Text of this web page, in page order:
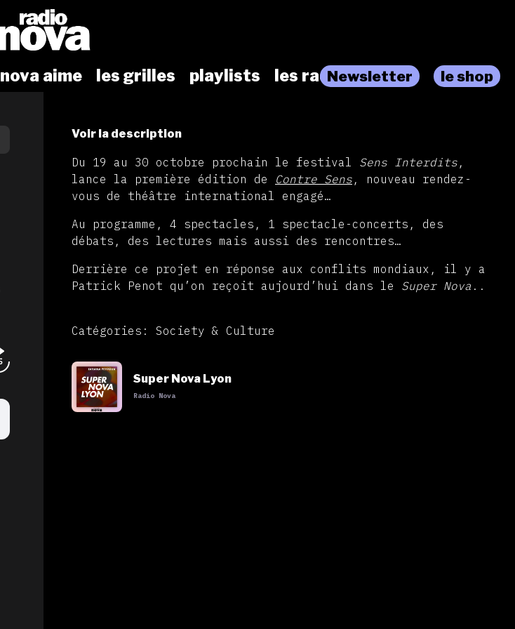
nova aime les grilles playlists les radiosNewsletter le shop
Voir la description
Du 19 au 30 octobre prochain le festival Sens Interdits ,
lance la première édition de
Contre Sens , nouveau rendez-
vous de théâtre international engagé…
Au programme, 4 spectacles, 1 spectacle-concerts, des
débats, des lectures mais aussi des rencontres…
Derrière ce projet en réponse aux conflits mondiaux, il y a
Patrick Penot qu’on reçoit aujourd’hui dans le Super Nova ..
Catégories: Society & Culture
Super Nova Lyon
Radio Nova